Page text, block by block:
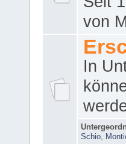
von
In
Schio